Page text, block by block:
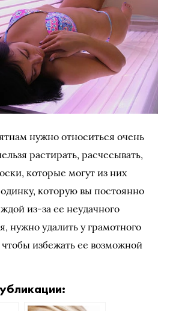
нужно относиться очень
растирать, расчесывать,
которые могут из них
которую вы постоянно
из-за ее неудачного
нужно удалить у грамотного
избежать ее возможной